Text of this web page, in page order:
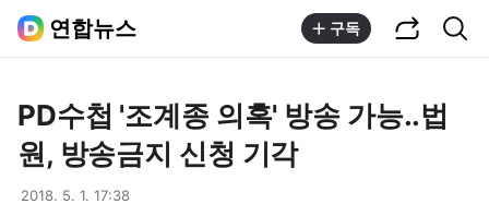
연합뉴스 구독
PD수첩 '조계종 의혹' 방송 가능..법
원, 방송금지 신청 기각
2018. 5. 1. 17:38